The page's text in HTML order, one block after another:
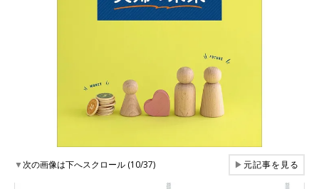
▼次の画像は下へスクロール (10/37) ▶元記事を見る